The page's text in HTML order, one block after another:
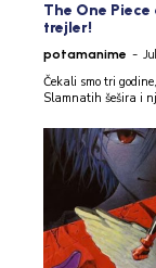
The One
trejler!
potamanime -
Čekali smo tri
Slamnatih šešira i